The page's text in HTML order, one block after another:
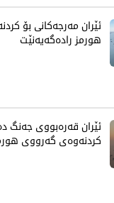
ئێران مەرجەکانی بۆ
هورمز رادەگەیەنێت
ئێران قەرەبووی جەنگ
کردنەوەی گەرووی